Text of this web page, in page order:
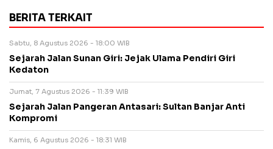
BERITA TERKAIT
Sabtu, 8 Agustus 2026 - 18:00 WIB
Sejarah Jalan Sunan Giri: Jejak Ulama Pendiri Giri
Kedaton
Jumat, 7 Agustus 2026 - 11:39 WIB
Sejarah Jalan Pangeran Antasari: Sultan Banjar Anti
Kompromi
Kamis, 6 Agustus 2026 - 18:31 WIB